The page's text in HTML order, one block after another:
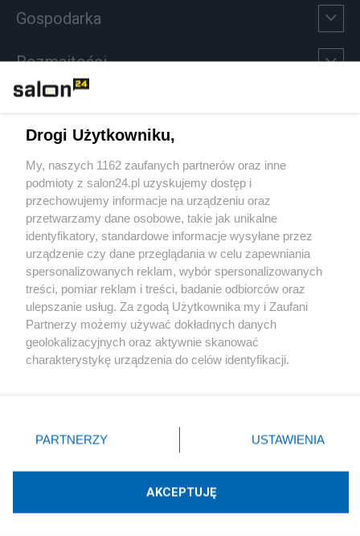
Gospodarka
Rozmaitości
Sport
Społeczeństwo
Kultura
X Facebook Instagram Youtube
Technologię dostarcza:W3media.pl
Drogi Użytkowniku,
My, naszych 1162 zaufanych partnerów oraz inne
podmioty z salon24.pl uzyskujemy dostęp i
przechowujemy informacje na urządzeniu oraz
przetwarzamy dane osobowe, takie jak unikalne
identyfikatory, standardowe informacje wysyłane przez
urządzenie czy dane przeglądania w celu zapewniania
spersonalizowanych reklam, wybór spersonalizowanych
treści, pomiar reklam i treści, badanie odbiorców oraz
ulepszanie usług. Za zgodą Użytkownika my i Zaufani
Partnerzy możemy używać dokładnych danych
geolokalizacyjnych oraz aktywnie skanować
charakterystykę urządzenia do celów identyfikacji.
zmienić/wycofać klikając przycisk ustawień prywatności
znajdujący się w lewym dolnym rogu strony
rodzaje przetwarzania danych nie wymagają zgody
użytkownika, ale masz prawo sprzeciwić się takiemu
przetwarzaniu. Preferencje będą miały zastosowania tylko
PARTNERZY USTAWIENIA
AKCEPTUJĘ